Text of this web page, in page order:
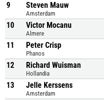
9 Steven Mauw
Amsterdam
10 Victor Mocanu
Almere
11 Peter Crisp
Phanos
12 Richard Wuisman
Hollandia
13 Jelle Kerssens
Amsterdam